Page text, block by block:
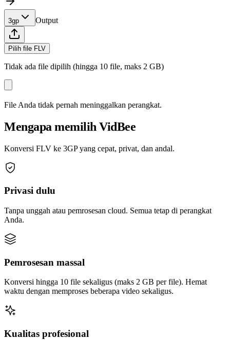
3gp Output
Pilih file FLV
Tidak ada file dipilih (hingga 10 file, maks 2 GB)
File Anda tidak pernah meninggalkan perangkat.
Mengapa memilih VidBee
Konversi FLV ke 3GP yang cepat, privat, dan andal.
Privasi dulu
Tanpa unggah atau pemrosesan cloud. Semua tetap di perangkat
Anda.
Pemrosesan massal
Konversi hingga 10 file sekaligus (maks 2 GB per file). Hemat
waktu dengan memproses beberapa video sekaligus.
Kualitas profesional